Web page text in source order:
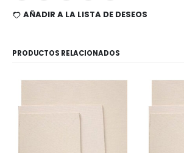
AÑADIR A LA LISTA DE DESEOS
PRODUCTOS RELACIONADOS